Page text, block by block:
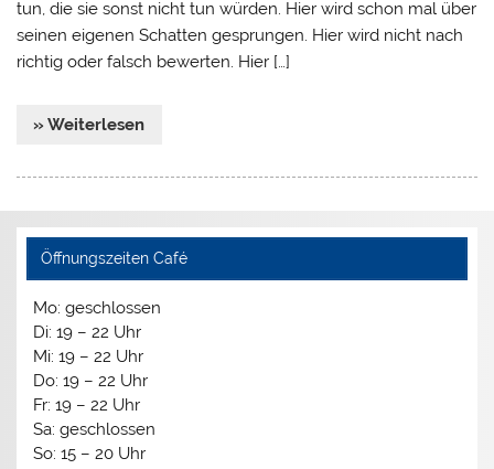
tun, die sie sonst nicht tun würden. Hier wird schon mal über
seinen eigenen Schatten gesprungen. Hier wird nicht nach
richtig oder falsch bewerten. Hier […]
» Weiterlesen
Öffnungszeiten Café
Mo: geschlossen
Di: 19 – 22 Uhr
Mi: 19 – 22 Uhr
Do: 19 – 22 Uhr
Fr: 19 – 22 Uhr
Sa: geschlossen
So: 15 – 20 Uhr